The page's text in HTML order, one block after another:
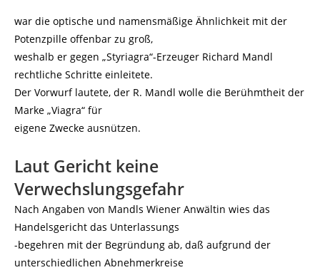
war die optische und namensmäßige Ähnlichkeit mit der
Potenzpille offenbar zu groß,
weshalb er gegen „Styriagra“-Erzeuger Richard Mandl
rechtliche Schritte einleitete.
Der Vorwurf lautete, der R. Mandl wolle die Berühmtheit der
Marke „Viagra“ für
eigene Zwecke ausnützen.
Laut Gericht keine
Verwechslungsgefahr
Nach Angaben von Mandls Wiener Anwältin wies das
Handelsgericht das Unterlassungs
-begehren mit der Begründung ab, daß aufgrund der
unterschiedlichen Abnehmerkreise